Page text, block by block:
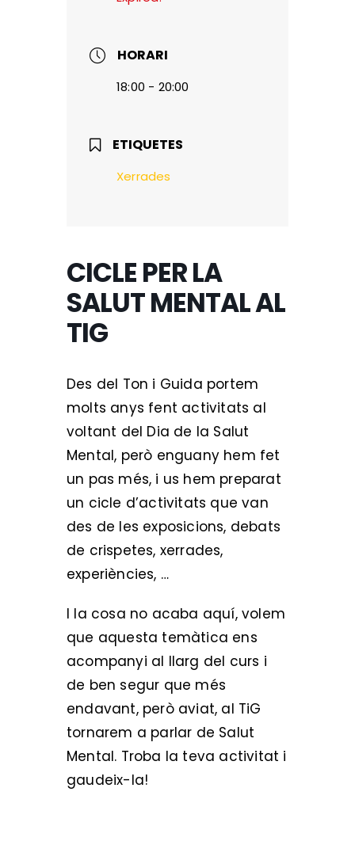
HORARI
18:00 - 20:00
ETIQUETES
Xerrades
CICLE PER LA
SALUT MENTAL AL
TIG
Des del Ton i Guida portem
molts anys fent activitats al
voltant del Dia de la Salut
Mental, però enguany hem fet
un pas més, i us hem preparat
un cicle d’activitats que van
des de les exposicions, debats
de crispetes, xerrades,
experiències, …
I la cosa no acaba aquí, volem
que aquesta temàtica ens
acompanyi al llarg del curs i
de ben segur que més
endavant, però aviat, al TiG
tornarem a parlar de Salut
Mental. Troba la teva activitat i
gaudeix-la!